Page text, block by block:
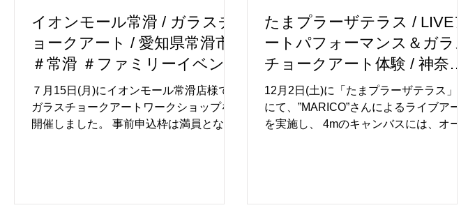
描かれ、校舎に残る記念作品としての価
値を高めています。 全世代が楽しめる参
加型イベント 本イベントには、平野小学
校の全校生徒のみならず、兄弟姉妹や未
就学児も参加し、家族み
ンモール神戸北(3Fさつきブリッジ)..
イオンモール常滑 / ガラスチ
ョークアート / 愛知県常滑市
＃常滑 ＃ファミリーイベント
#アートイベント
７月15日(月)にイオンモール常滑店様で
ガラスチョークアートワークショップを
開催しました。 事前申込枠は満員とな
を楽しむ子ども達、描いた絵で記念撮影
たまプラーザテラス / LIVEア
ートパフォーマンス＆ガラス
チョークアート体験 / 神奈川
県横浜市
12月2日(土)に「たまプラーザテラス」様
にて、”MARICO”さんによるライブアート
を実施し、 4mのキャンバスには、オーソ
の情景をアートに昇華させました。 ま